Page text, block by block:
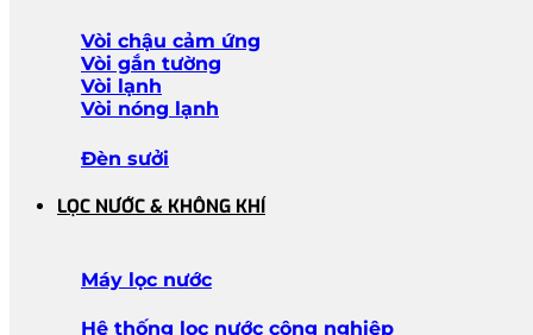
Vòi chậu cảm ứng
Vòi gắn tường
Vòi lạnh
Vòi nóng lạnh
Đèn sưởi
LỌC NƯỚC & KHÔNG KHÍ
Máy lọc nước
Hệ thống lọc nước công nghiệp